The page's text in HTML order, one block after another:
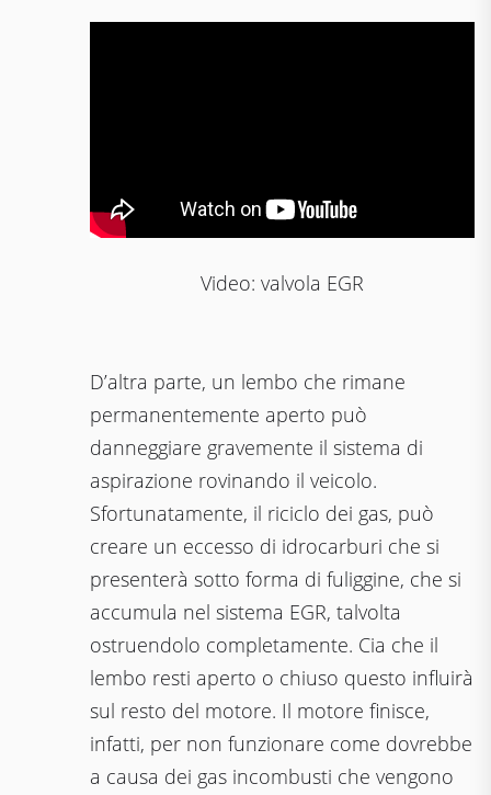
Video: valvola EGR
D’altra parte, un lembo che rimane
permanentemente aperto può
danneggiare gravemente il sistema di
aspirazione rovinando il veicolo.
Sfortunatamente, il riciclo dei gas, può
creare un eccesso di idrocarburi che si
presenterà sotto forma di fuliggine, che si
accumula nel sistema EGR, talvolta
ostruendolo completamente. Cia che il
lembo resti aperto o chiuso questo influirà
sul resto del motore. Il motore finisce,
infatti, per non funzionare come dovrebbe
a causa dei gas incombusti che vengono